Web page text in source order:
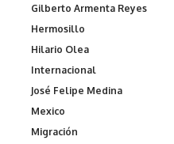
Gilberto Armenta Reyes
Hermosillo
Hilario Olea
Internacional
José Felipe Medina
Mexico
Migración